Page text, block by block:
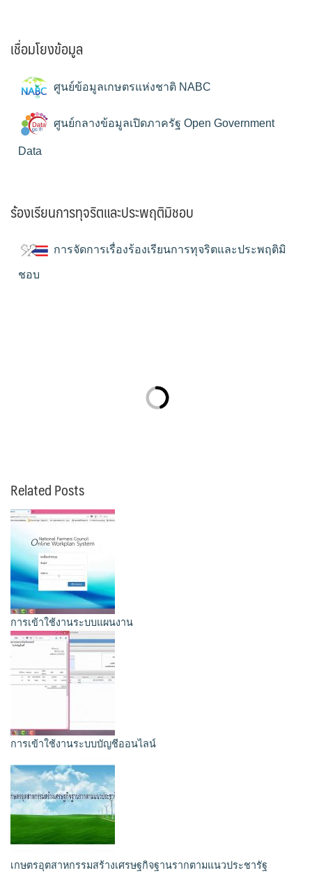
เชื่อมโยงข้อมูล
ศูนย์ข้อมูลเกษตรแห่งชาติ NABC
ศูนย์กลางข้อมูลเปิดภาครัฐ Open Government
Data
ร้องเรียนการทุจริตและประพฤติมิชอบ
การจัดการเรื่องร้องเรียนการทุจริตและประพฤติมิ
ชอบ
Related Posts
การเข้าใช้งานระบบแผนงาน
การเข้าใช้งานระบบบัญชีออนไลน์
เกษตรอุตสาหกรรมสร้างเศรษฐกิจฐานรากตามแนวประชารัฐ